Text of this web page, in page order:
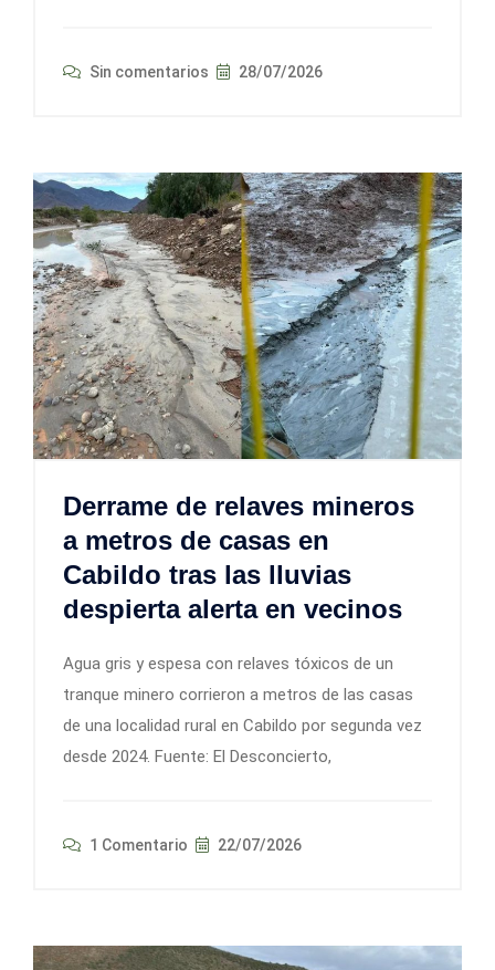
Sin comentarios 28/07/2026
Derrame de relaves mineros
a metros de casas en
Cabildo tras las lluvias
despierta alerta en vecinos
Agua gris y espesa con relaves tóxicos de un
tranque minero corrieron a metros de las casas
de una localidad rural en Cabildo por segunda vez
desde 2024. Fuente: El Desconcierto,
1 Comentario 22/07/2026